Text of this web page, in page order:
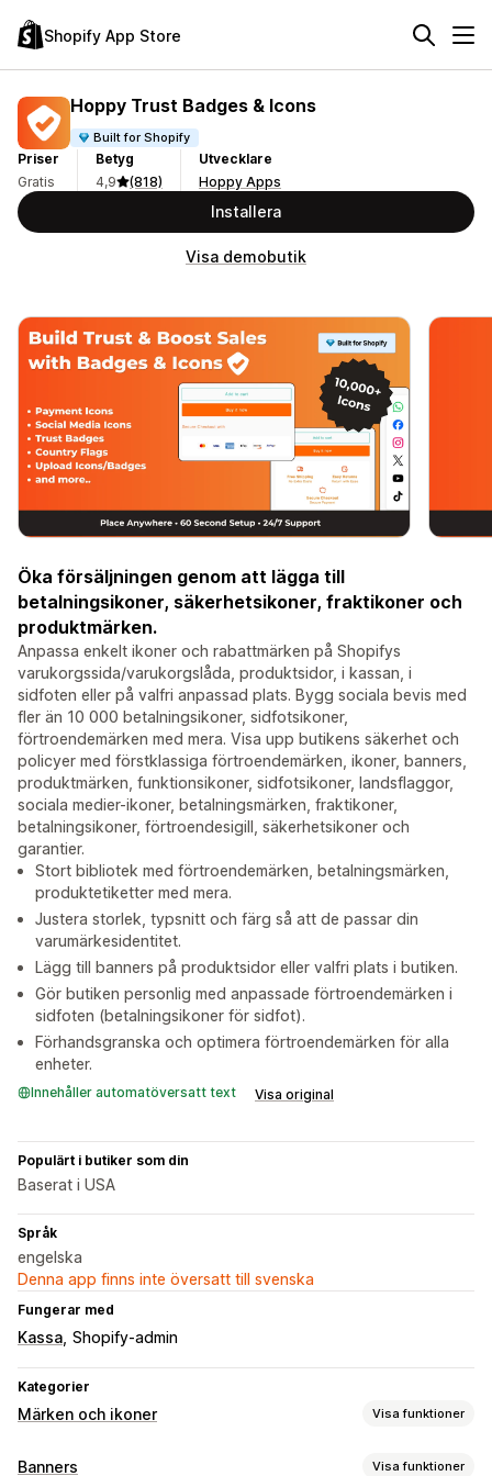
Shopify App Store
Hoppy Trust Badges & Icons
Built for Shopify
Priser
Gratis
Betyg
4,9
(818)
Utvecklare
Hoppy Apps
Installera
Visa demobutik
Öka försäljningen genom att lägga till
betalningsikoner, säkerhetsikoner, fraktikoner och
produktmärken.
Anpassa enkelt ikoner och rabattmärken på Shopifys
varukorgssida/varukorgslåda, produktsidor, i kassan, i
sidfoten eller på valfri anpassad plats. Bygg sociala bevis med
fler än 10 000 betalningsikoner, sidfotsikoner,
förtroendemärken med mera. Visa upp butikens säkerhet och
policyer med förstklassiga förtroendemärken, ikoner, banners,
produktmärken, funktionsikoner, sidfotsikoner, landsflaggor,
sociala medier-ikoner, betalningsmärken, fraktikoner,
betalningsikoner, förtroendesigill, säkerhetsikoner och
garantier.
Stort bibliotek med förtroendemärken, betalningsmärken,
produktetiketter med mera.
Justera storlek, typsnitt och färg så att de passar din
varumärkesidentitet.
Lägg till banners på produktsidor eller valfri plats i butiken.
Gör butiken personlig med anpassade förtroendemärken i
sidfoten (betalningsikoner för sidfot).
Förhandsgranska och optimera förtroendemärken för alla
enheter.
Innehåller automatöversatt text Visa original
Populärt i butiker som din
Baserat i USA
Språk
engelska
Denna app finns inte översatt till svenska
Fungerar med
Kassa Shopify-admin
Kategorier
Märken och ikoner Visa funktioner
Ikontyp
Banners Visa funktioner